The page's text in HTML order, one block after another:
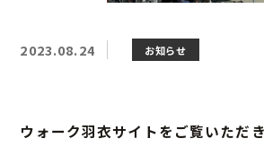
2023.08.24 お知らせ
ウォーク羽衣サイトをご覧いただ